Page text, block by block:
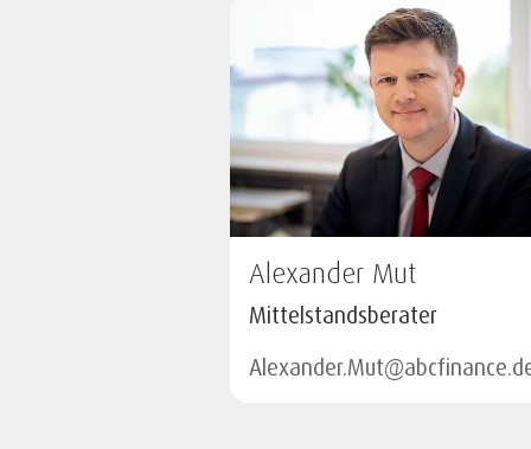
Alexander Mut
Mittelstandsberater